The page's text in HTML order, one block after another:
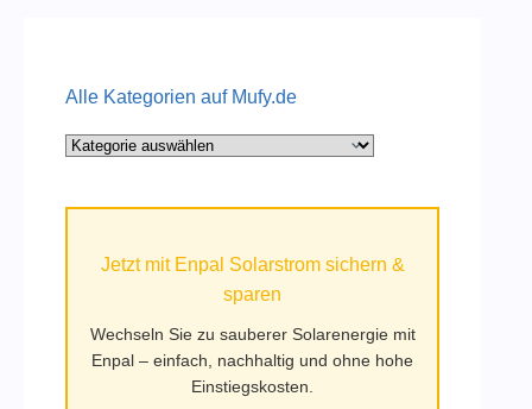
Alle Kategorien auf Mufy.de
Alle
Jetzt mit Enpal Solarstrom sichern &
sparen
Wechseln Sie zu sauberer Solarenergie mit
Enpal – einfach, nachhaltig und ohne hohe
Einstiegskosten.